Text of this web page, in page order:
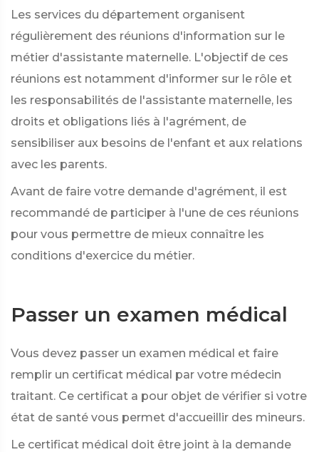
Les services du département organisent
régulièrement des réunions d'information sur le
métier d'assistante maternelle. L'objectif de ces
réunions est notamment d'informer sur le rôle et
les responsabilités de l'assistante maternelle, les
droits et obligations liés à l'agrément, de
sensibiliser aux besoins de l'enfant et aux relations
avec les parents.
Avant de faire votre demande d'agrément, il est
recommandé de participer à l'une de ces réunions
pour vous permettre de mieux connaître les
conditions d'exercice du métier.
Passer un examen médical
Vous devez passer un examen médical et faire
remplir un certificat médical par votre médecin
traitant. Ce certificat a pour objet de vérifier si votre
état de santé vous permet d'accueillir des mineurs.
Le certificat médical doit être joint à la demande